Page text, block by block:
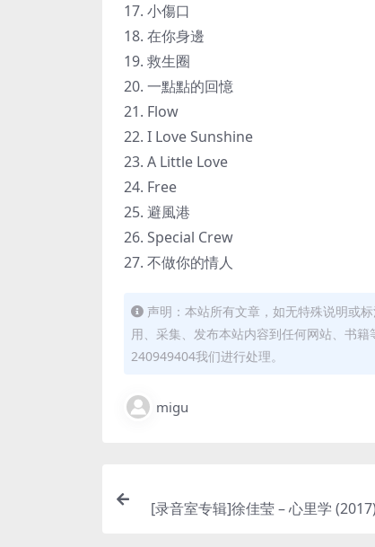
17. 小傷口
18. 在你身邊
19. 救生圈
20. 一點點的回憶
21. Flow
22. I Love Sunshine
23. A Little Love
24. Free
25. 避風港
26. Special Crew
27. 不做你的情人
声明：本站所有文章，如无特殊说明或
用、采集、发布本站内容到任何网站、书
240949404我们进行处理。
migu
[录音室专辑]徐佳莹 – 心里学